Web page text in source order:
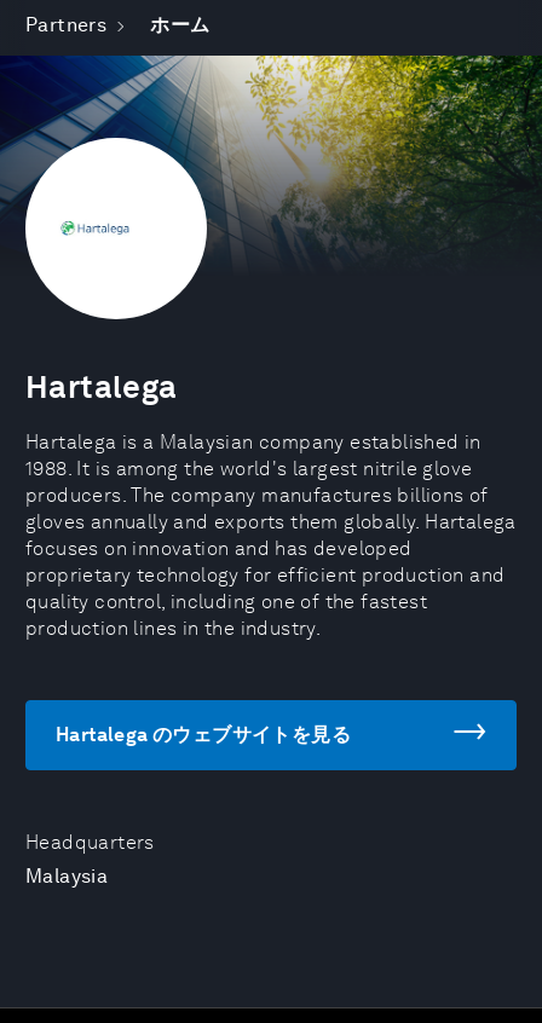
Partners ホーム
Headquarters
Malaysia
Hartalega
Hartalega is a Malaysian company established in
1988. It is among the world's largest nitrile glove
producers. The company manufactures billions of
gloves annually and exports them globally. Hartalega
focuses on innovation and has developed
proprietary technology for efficient production and
quality control, including one of the fastest
production lines in the industry.
Hartalega のウェブサイトを見る